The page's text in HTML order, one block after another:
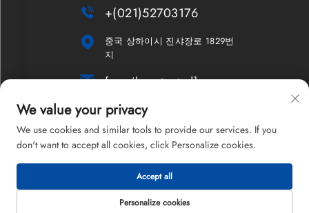
 +(021)52703176

중국 상하이시 진샤장로 1829번
지
 [email protected]
뉴스레터
저작권 © 2026 상하이 맥심 컴퍼니 리미티드. 모든 권리 보유.
개인정보 처리방침
We value your privacy
We use cookies and similar tools to provide our services. If you
don't want to accept all cookies, click Personalize cookies.
Personalize cookies
Accept all